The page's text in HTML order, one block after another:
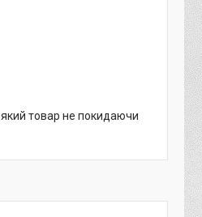
який товар не покидаючи